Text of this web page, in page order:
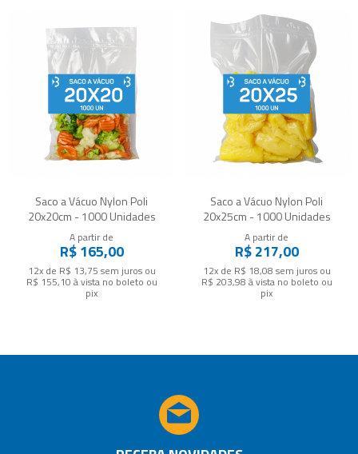
Saco a Vácuo Nylon Poli
20x20cm - 1000 Unidades
A partir de
R$ 165,00
12x de R$ 13,75 sem jurosou
R$ 155,10 à vista no boleto ou
pix
Saco a Vácuo Nylon Poli
20x25cm - 1000 Unidades
A partir de
R$ 217,00
12x de R$ 18,08 sem jurosou
R$ 203,98 à vista no boleto ou
pix